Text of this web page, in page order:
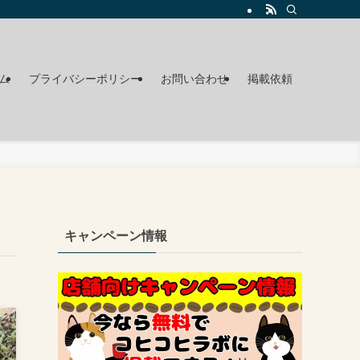
プライバシーポリシー お問い合わせ 掲載依頼
キャンペーン情報